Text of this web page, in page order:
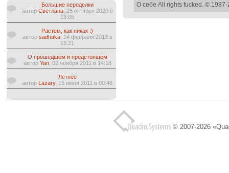
Большие переделки
автор Светлана, 25 октября 2020 в
13:05
Растем, как никак :)
автор sadhaka, 14 февраля 2013 в
15:21
О прошедшем и предстоящем
автор Yan, 02 ноября 2011 в 14:18
Летнее
автор Lazary, 15 июня 2011 в 00:48
О себе All rights fucked. © 1987-
© 2007-2026